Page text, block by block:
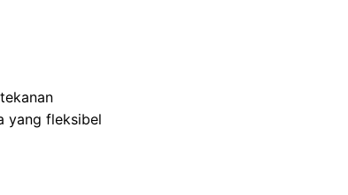
yang fleksibel